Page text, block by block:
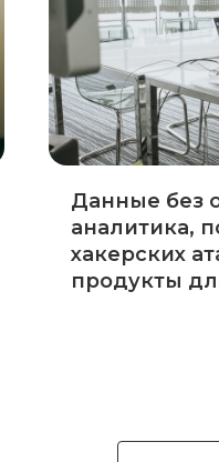
Данные без
аналитика,
хакерских
продукты